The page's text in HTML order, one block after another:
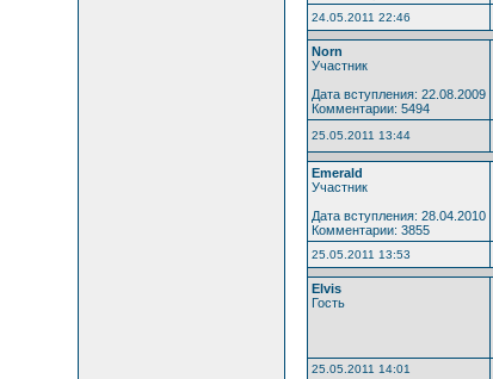
24.05.2011 22:46
Norn
Участник
Дата вступления: 22.08.2009
Комментарии: 5494
25.05.2011 13:44
Emerald
Участник
Дата вступления: 28.04.2010
Комментарии: 3855
25.05.2011 13:53
Elvis
Гость
25.05.2011 14:01